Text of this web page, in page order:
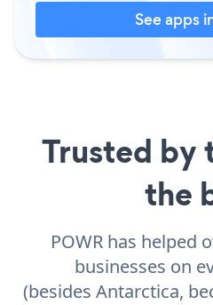
See apps
Trusted by
the
POWR has helped
businesses on
(besides Antarctica,